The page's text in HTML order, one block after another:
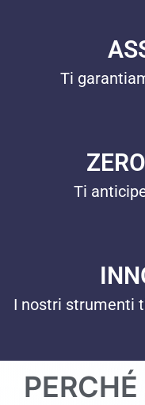
Ti
Ti
I nostri strumenti